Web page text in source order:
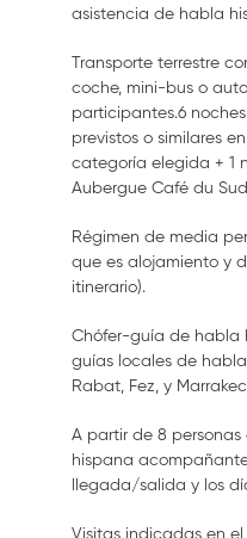
asistencia de habla
Transporte terrestre
coche, mini-bus o
participantes.6
previstos o similares
categoría elegida + 1
Aubergue Café du
Régimen de media
que es alojamiento y
itinerario).
Chófer-guía de habla
guías locales de
Rabat, Fez, y
A partir de 8
hispana
llegada/salida y los